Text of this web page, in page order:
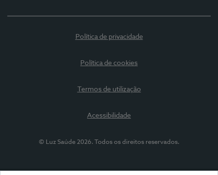
Política de privacidade
Política de cookies
Termos de utilização
Acessibilidade
© Luz Saúde 2026. Todos os direitos reservados.